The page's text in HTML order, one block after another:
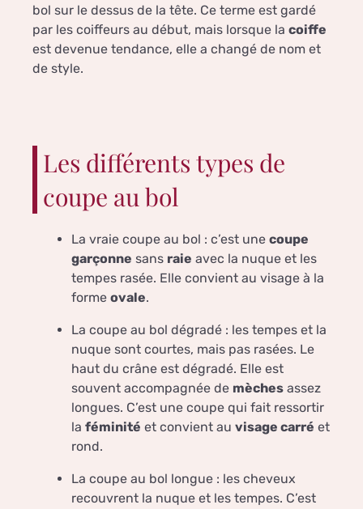
bol sur le dessus de la tête. Ce terme est gardé
par les coiffeurs au début, mais lorsque la coiffe
est devenue tendance, elle a changé de nom et
de style.
Les différents types de
coupe au bol
La vraie coupe au bol : c’est une coupe
garçonne sans raie avec la nuque et les
tempes rasée. Elle convient au visage à la
forme ovale.
La coupe au bol dégradé : les tempes et la
nuque sont courtes, mais pas rasées. Le
haut du crâne est dégradé. Elle est
souvent accompagnée de mèches assez
longues. C’est une coupe qui fait ressortir
la féminité et convient au visage carré et
rond.
La coupe au bol longue : les cheveux
recouvrent la nuque et les tempes. C’est